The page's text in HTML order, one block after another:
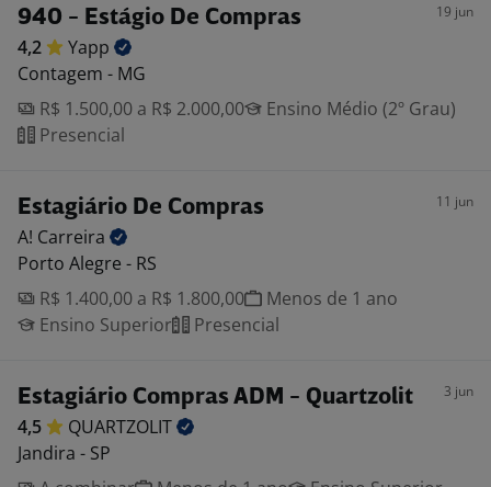
940 - Estágio De Compras 19 jun
4,2
Yapp
Contagem - MG
R$ 1.500,00 a R$ 2.000,00
Ensino Médio (2º Grau)
Presencial
Estagiário De Compras 11 jun
A! Carreira
Porto Alegre - RS
R$ 1.400,00 a R$ 1.800,00
Menos de 1 ano
Ensino Superior
Presencial
Estagiário Compras ADM - Quartzolit 3 jun
4,5
QUARTZOLIT
Jandira - SP